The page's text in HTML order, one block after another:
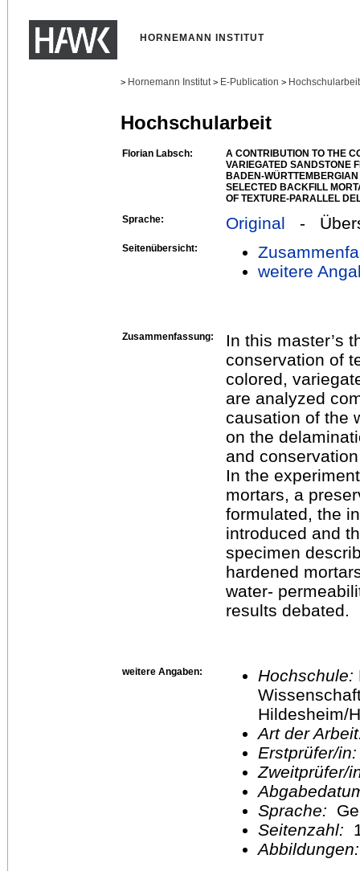
HORNEMANN INSTITUT
> Hornemann Institut > E-Publication >
Hochschularbeit
Florian Labsch:
A CONTRIBUTION TO THE
VARIEGATED SANDSTONE
BADEN-
SELECTED BACKFILL
OF TEXTURE-PARALLEL
Sprache:
Original -
Seitenübersicht:
weitere
Zusammenfassung:
In this master’s
conservation of
colored,
are analyzed
causation of the
on the
and
In the
mortars, a
formulated, the
introduced and
specimen
hardened
water-
results debated.
weitere Angaben: Hochschule:
Hildesheim/
Art der
Erstprüfer/
Sprache:
Seitenzahl: